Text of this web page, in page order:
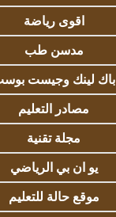
اقوى رياضة
مدسن طب
باك لينك وجيست
مصادر التعليم
مجلة تقنية
يو ان بي الرياضي
موقع حالة للتعليم